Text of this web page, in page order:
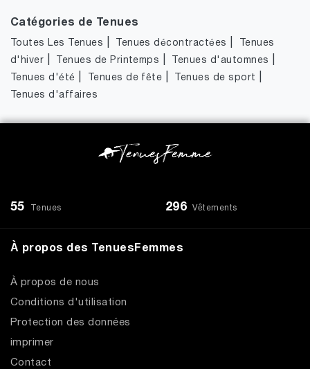
Catégories de Tenues
Toutes Les Tenues Tenues décontractées
Tenues
d'hiver
Tenues de Printemps Tenues d'automnes
Tenues d'été Tenues de fête Tenues de sport
Tenues d'affaires
55 Tenues 296 Vêtements
À propos des TenuesFemmes
À propos de nous
Conditions d'utilisation
Protection des données
imprimer
Contact